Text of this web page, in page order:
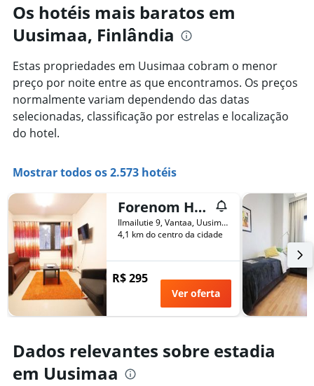
Os hotéis mais baratos em
Uusimaa, Finlândia
Estas propriedades em Uusimaa cobram o menor
preço por noite entre as que encontramos. Os preços
normalmente variam dependendo das datas
selecionadas, classificação por estrelas e localização
do hotel.
Mostrar todos os 2.573 hotéis
Forenom Hostel Vantaa Airport
Ilmailutie 9, Vantaa, Uusimaa, Finlândia
4,1 km do centro da cidade
R$ 295
Ver oferta
Dados relevantes sobre estadia
em Uusimaa